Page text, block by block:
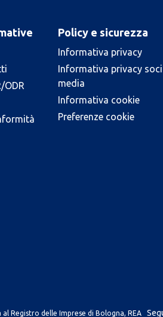
ODR
Policy e sicurezza
Informativa privacy
Informativa privacy
media
Informativa cookie
Preferenze cookie
Registro delle Imprese di Bologna, REA